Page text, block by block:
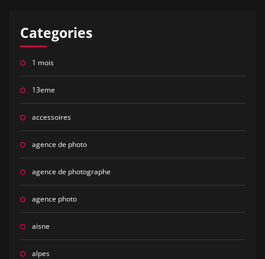
Categories
1 mois
13eme
accessoires
agence de photo
agence de photographe
agence photo
aisne
alpes